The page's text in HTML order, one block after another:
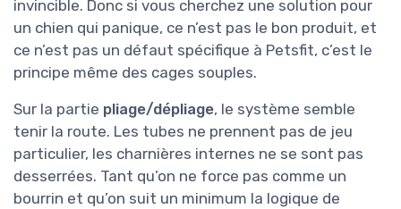
invincible. Donc si vous cherchez une solution pour
un chien qui panique, ce n’est pas le bon produit, et
ce n’est pas un défaut spécifique à Petsfit, c’est le
principe même des cages souples.
Sur la partie pliage/dépliage, le système semble
tenir la route. Les tubes ne prennent pas de jeu
particulier, les charnières internes ne se sont pas
desserrées. Tant qu’on ne force pas comme un
bourrin et qu’on suit un minimum la logique de